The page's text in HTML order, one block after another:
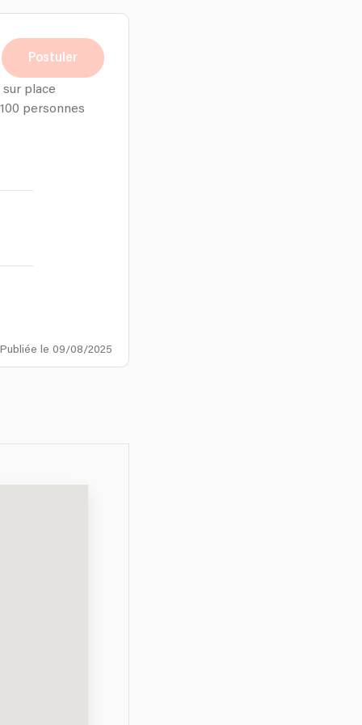
place
personnes
Publiée le 09/08/2025
Postuler